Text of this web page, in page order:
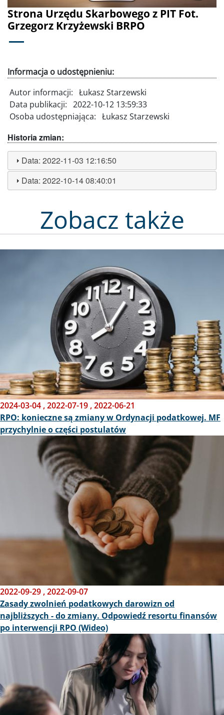
Strona Urzędu Skarbowego z PIT Fot.
Grzegorz Krzyżewski BRPO
Informacja o udostępnieniu:
Autor informacji: Łukasz Starzewski
Data publikacji: 2022-10-12 13:59:33
Osoba udostępniająca: Łukasz Starzewski
Historia zmian:
Data:2022-11-03 12:16:50
Data:2022-10-14 08:40:01
Zobacz także
2024-03-04 ,2022-07-19 ,2022-06-21
RPO: konieczne są zmiany w Ordynacji podatkowej. MF
przychylnie o części postulatów
2022-09-29 ,2022-09-07
Zasady zwolnień podatkowych darowizn od
najbliższych - do zmiany. Odpowiedź resortu finansów
po interwencji RPO (Wideo)